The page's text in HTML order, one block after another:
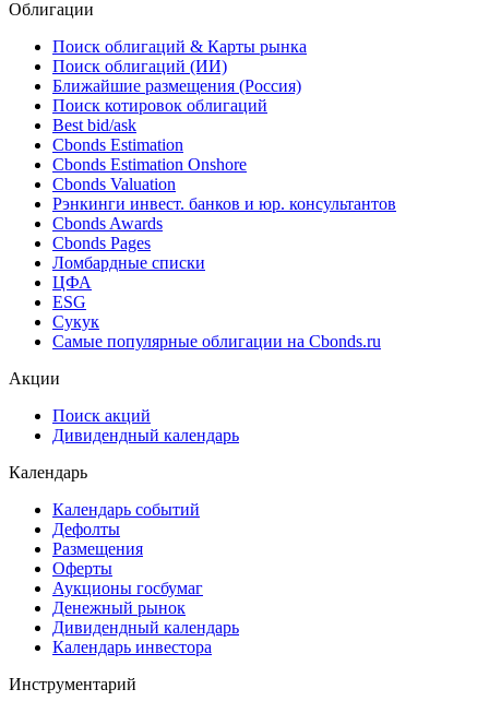
Бельгия торговый
баланс
Показать все
Облигации
Поиск облигаций & Карты рынка
Поиск облигаций (ИИ)
Ближайшие размещения (Россия)
Поиск котировок облигаций
Best bid/ask
Cbonds Estimation
Cbonds Estimation Onshore
Cbonds Valuation
Рэнкинги инвест. банков и юр. консультантов
Cbonds Awards
Cbonds Pages
Ломбардные списки
ESG
Самые популярные облигации на Cbonds.ru
Дивидендный календарь
Календарь
Календарь событий
Дефолты
Размещения
Оферты
Денежный рынок